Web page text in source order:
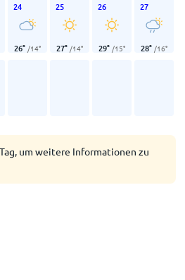
24
26° /14°
25
27° /14°
26
29° /15°
27
28° /16°
um weitere Informationen zu